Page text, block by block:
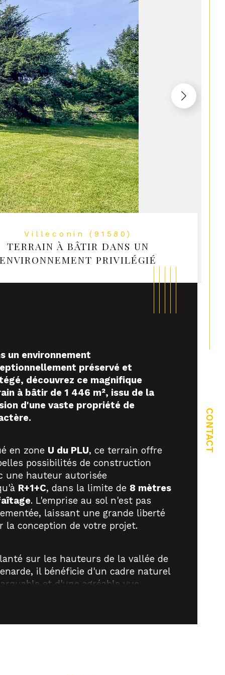
CONTACT
Villeconin (91580)
TERRAIN À BÂTIR DANS UN
ENVIRONNEMENT PRIVILÉGIÉ
Valeurs
constructible
Viabilisé
un environnement
préservé et
découvrez ce magnifique
à bâtir de 1 446 m², issu de la
d'une vaste propriété de
en zone U du PLU, ce terrain offre
possibilités de construction
une hauteur autorisée
R+1+C, dans la limite de 8 mètres
. L'emprise au sol n'est pas
laissant une grande liberté
la conception de votre projet.
sur les hauteurs de la vallée de
il bénéficie d'un cadre naturel
et d'une agréable vue